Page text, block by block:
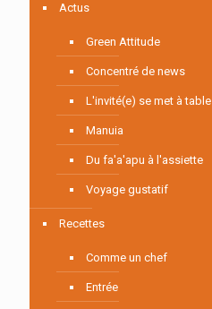
Actus
Green Attitude
Concentré de news
L'invité(e) se met à table
Manuia
Du fa'a'apu à l'assiette
Voyage gustatif
Recettes
Comme un chef
Entrée